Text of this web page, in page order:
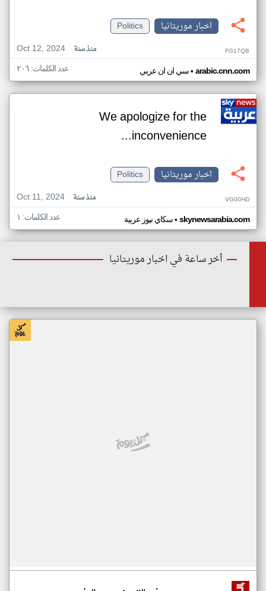
اخبار موريتانيا
Politics
Oct 12, 2024
منذ سنة FG17QB
سي ان ان عربي• arabic.cnn.com عدد الكلمات: ٢٠٦
We apologize for the
inconvenience...
اخبار موريتانيا
Politics
Oct 11, 2024
منذ سنة VG00HD
سكاي نيوز عربية• skynewsarabia.com عدد الكلمات: ١
أخر ساعة في اخبار موريتانيا